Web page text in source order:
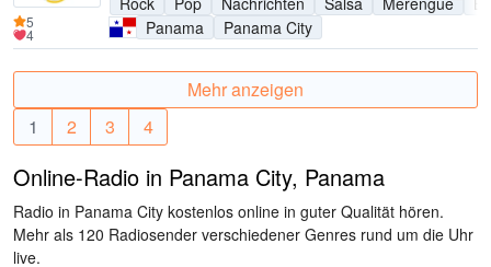
Panama
Panama City
5
4
Mehr anzeigen
1
2 3 4
Online-Radio in Panama City, Panama
Radio in Panama City kostenlos online in guter Qualität hören.
Mehr als 120 Radiosender verschiedener Genres rund um die Uhr
live.